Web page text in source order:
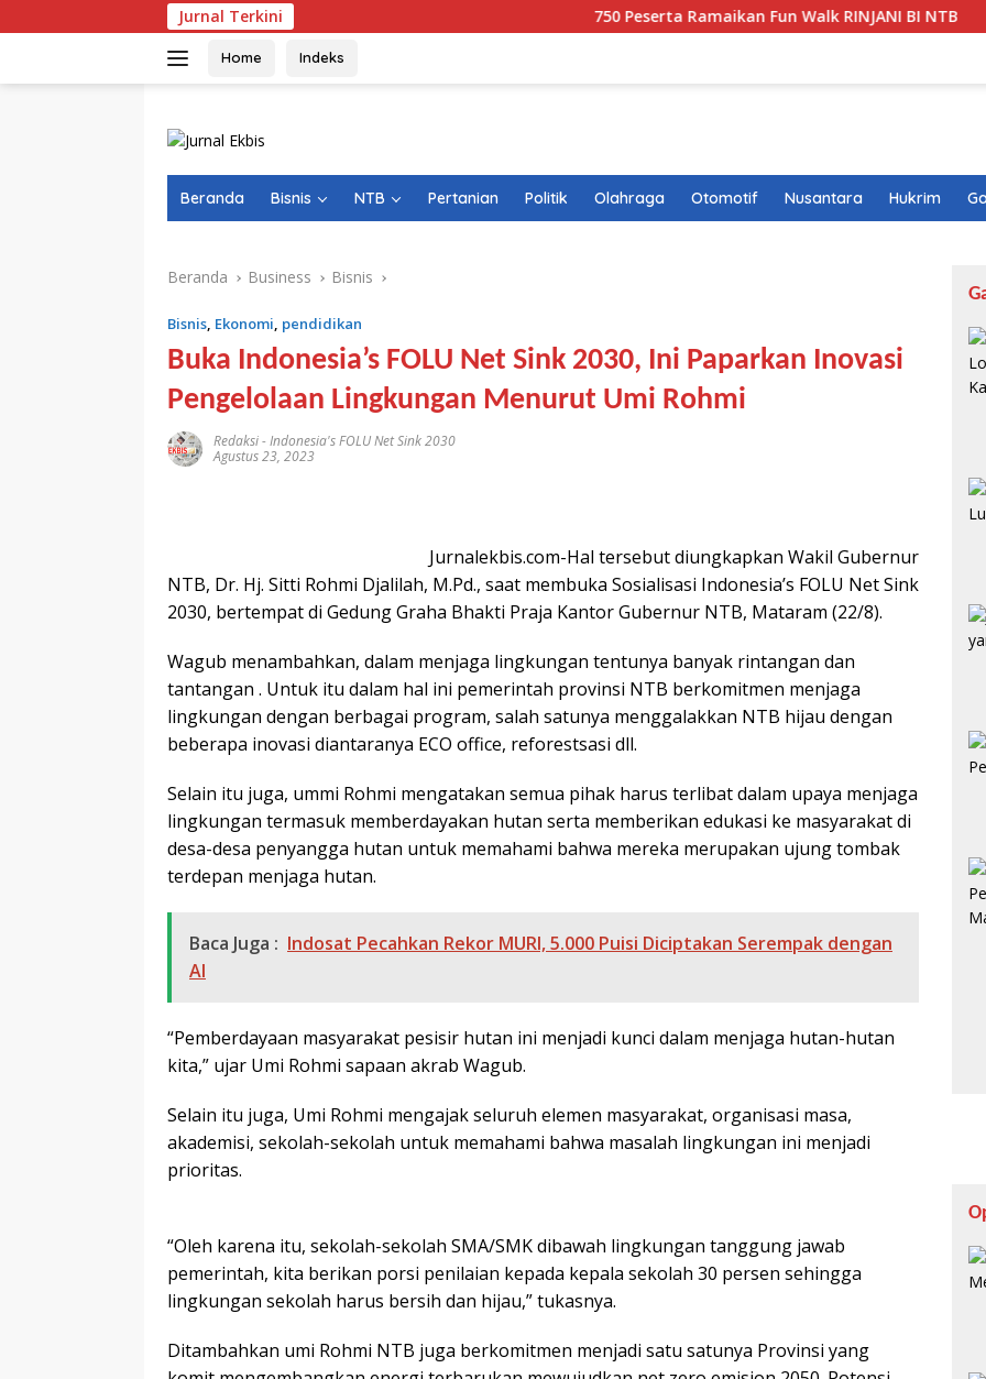
ke
Jurnal Terkini 750 Peserta Ramaikan Fun Walk RINJANI BI NTB
Home Indeks
Beranda Bisnis NTB Pertanian Politik Olahraga Otomotif Nusantara Hukrim
Beranda Business Bisnis
Bisnis, Ekonomi, pendidikan
Buka Indonesia’s FOLU Net Sink 2030, Ini Paparkan Inovasi
Pengelolaan Lingkungan Menurut Umi Rohmi
Redaksi-Indonesia's FOLU Net Sink 2030
Agustus 23, 2023
Jurnalekbis.com-Hal tersebut diungkapkan Wakil Gubernur
NTB, Dr. Hj. Sitti Rohmi Djalilah, M.Pd., saat membuka Sosialisasi Indonesia’s FOLU Net Sink
2030, bertempat di Gedung Graha Bhakti Praja Kantor Gubernur NTB, Mataram (22/8).
Wagub menambahkan, dalam menjaga lingkungan tentunya banyak rintangan dan
tantangan . Untuk itu dalam hal ini pemerintah provinsi NTB berkomitmen menjaga
lingkungan dengan berbagai program, salah satunya menggalakkan NTB hijau dengan
beberapa inovasi diantaranya ECO office, reforestsasi dll.
Selain itu juga, ummi Rohmi mengatakan semua pihak harus terlibat dalam upaya menjaga
lingkungan termasuk memberdayakan hutan serta memberikan edukasi ke masyarakat di
desa-desa penyangga hutan untuk memahami bahwa mereka merupakan ujung tombak
terdepan menjaga hutan.
Baca Juga : Indosat Pecahkan Rekor MURI, 5.000 Puisi Diciptakan Serempak dengan
AI
“Pemberdayaan masyarakat pesisir hutan ini menjadi kunci dalam menjaga hutan-hutan
kita,” ujar Umi Rohmi sapaan akrab Wagub.
Selain itu juga, Umi Rohmi mengajak seluruh elemen masyarakat, organisasi masa,
akademisi, sekolah-sekolah untuk memahami bahwa masalah lingkungan ini menjadi
prioritas.
“Oleh karena itu, sekolah-sekolah SMA/SMK dibawah lingkungan tanggung jawab
pemerintah, kita berikan porsi penilaian kepada kepala sekolah 30 persen sehingga
lingkungan sekolah harus bersih dan hijau,” tukasnya.
Ditambahkan umi Rohmi NTB juga berkomitmen menjadi satu satunya Provinsi yang